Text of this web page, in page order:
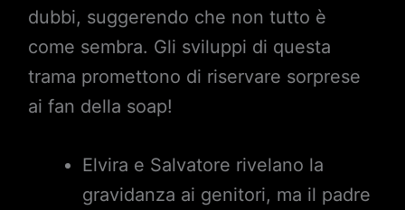
dubbi, suggerendo che non tutto è
come sembra. Gli sviluppi di questa
trama promettono di riservare sorprese
ai fan della soap!
Elvira e Salvatore rivelano la
gravidanza ai genitori, ma il padre